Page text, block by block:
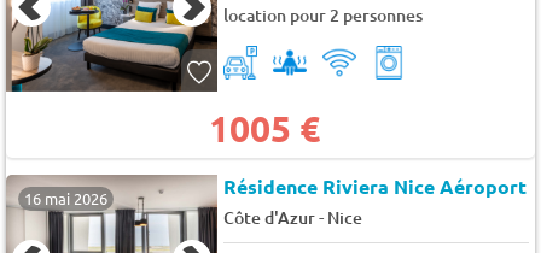
location pour 2 personnes
1005 €
16 mai 2026 Résidence Riviera Nice Aéroport
Côte d'Azur- Nice